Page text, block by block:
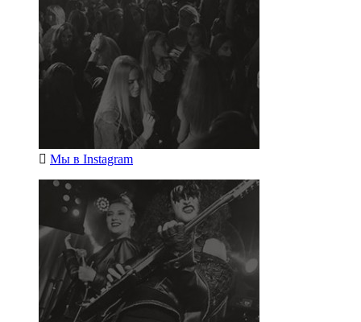
Мы в Instagram